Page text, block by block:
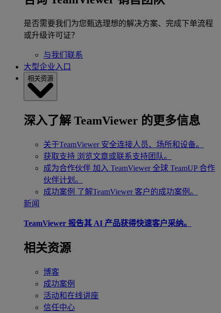
是否需要我们为您甄选理想的解决方案、完成下单流程
或升级许可证？
与我们联系
大型企业入口
相关资源
深入了解 TeamViewer 的更多信息
关于TeamViewer 安全连接人员、场所和设备。
获取支持 浏览文章或联系支持团队。
成为合作伙伴 加入 TeamViewer 全球 TeamUP 合作
伙伴计划。
成功案例 了解TeamViewer 客户的成功案例。
新闻
TeamViewer 报告其 AI 产品获得快速客户采纳。
相关资源
博客
成功案例
活动和在线讲座
信任中心